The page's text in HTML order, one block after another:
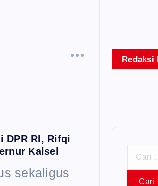
DPR RI, Rifqi
Kalsel
sekaligus
Redaksi